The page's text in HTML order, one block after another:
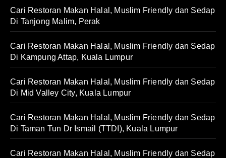
Cari Restoran Makan Halal, Muslim Friendly dan Sedap
Di Tanjong Malim, Perak
Cari Restoran Makan Halal, Muslim Friendly dan Sedap
Di Kampung Attap, Kuala Lumpur
Cari Restoran Makan Halal, Muslim Friendly dan Sedap
Di Mid Valley City, Kuala Lumpur
Cari Restoran Makan Halal, Muslim Friendly dan Sedap
Di Taman Tun Dr Ismail (TTDI), Kuala Lumpur
Cari Restoran Makan Halal, Muslim Friendly dan Sedap